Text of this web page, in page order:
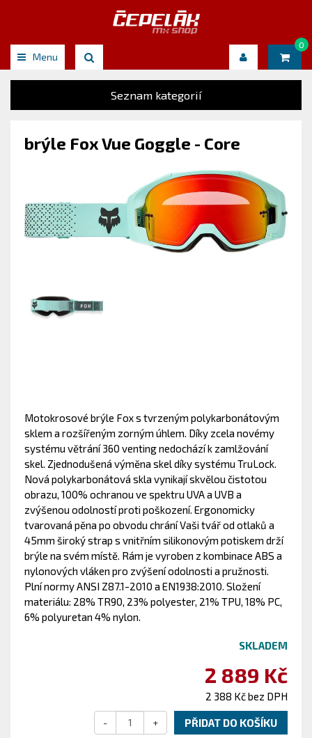
Menu
0
Seznam kategorií
brýle Fox Vue Goggle - Core
Motokrosové brýle Fox s tvrzeným polykarbonátovým
sklem a rozšířeným zorným úhlem. Díky zcela novémy
systému větrání 360 venting nedochází k zamlžování
skel. Zjednodušená výměna skel díky systému TruLock.
Nová polykarbonátová skla vynikají skvělou čistotou
obrazu, 100% ochranou ve spektru UVA a UVB a
zvýšenou odolností proti poškození. Ergonomicky
tvarovaná pěna po obvodu chrání Vaši tvář od otlaků a
45mm široký strap s vnitřním silikonovým potiskem drží
brýle na svém místě. Rám je vyroben z kombinace ABS a
nylonových vláken pro zvýšení odolnosti a pružnosti.
Plní normy ANSI Z87.1-2010 a EN1938:2010. Složení
materiálu: 28% TR90, 23% polyester, 21% TPU, 18% PC,
6% polyuretan 4% nylon.
SKLADEM
2 889 Kč
2 388 Kč bez DPH
PŘIDAT DO KOŠÍKU
- +